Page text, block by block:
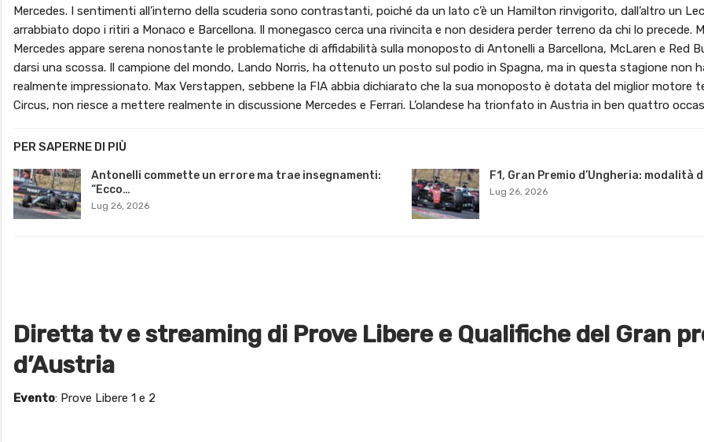
Mercedes. I sentimenti all’interno della scuderia sono contrastanti, poiché da un lato c’è un Hamilton rinvigorito, dall’altro un
arrabbiato dopo i ritiri a Monaco e Barcellona. Il monegasco cerca una rivincita e non desidera perder terreno da chi lo precede.
Mercedes appare serena nonostante le problematiche di affidabilità sulla monoposto di Antonelli a Barcellona, McLaren e Red
darsi una scossa. Il campione del mondo, Lando Norris, ha ottenuto un posto sul podio in Spagna, ma in questa stagione non
realmente impressionato. Max Verstappen, sebbene la FIA abbia dichiarato che la sua monoposto è dotata del miglior motore
Circus, non riesce a mettere realmente in discussione Mercedes e Ferrari. L’olandese ha trionfato in Austria in ben quattro
PER SAPERNE DI PIÙ
Antonelli commette un errore ma trae insegnamenti:
“Ecco…
Lug 26, 2026
F1, Gran Premio d’Ungheria: modalità
Lug 26, 2026
Diretta tv e streaming di Prove Libere e Qualifiche del Gran
d’Austria
Evento: Prove Libere 1 e 2